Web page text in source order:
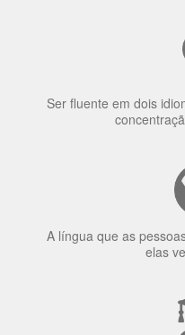
Ser fluente em dois
A língua que as
elas